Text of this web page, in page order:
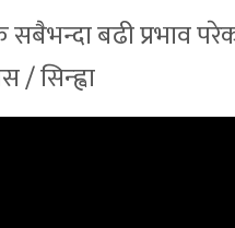
बढी प्रभाव
सिन्ह्वा